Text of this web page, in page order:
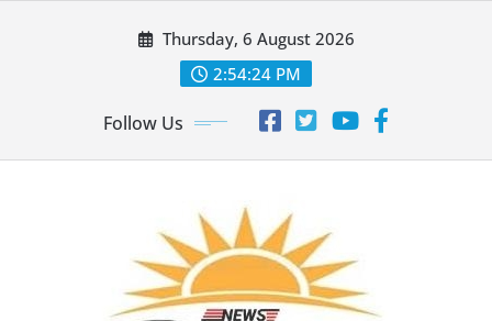
Thursday, 6 August 2026
2:54:26 PM
Follow Us